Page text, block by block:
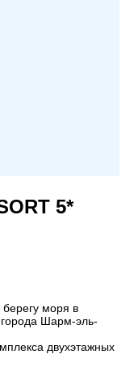
5*
моря в
Шарм-эль-
двухэтажных